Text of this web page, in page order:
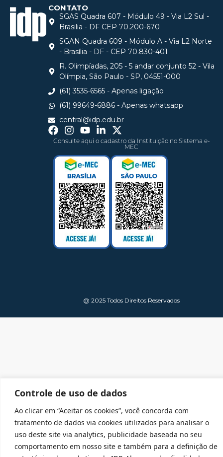
Controle de uso de dados
Ao clicar em “Aceitar os cookies”, você concorda com
tratamento de dados via cookies utilizados para analisar o
uso deste site via analytics, publicidade baseada no seu
comportamento em nosso site e também para a definição de
CONTATO
SGAS Quadra 607 - Módulo 49 - Via L2 Sul -
Brasilia - DF CEP 70.200-670
SGAN Quadra 609 - Módulo A - Via L2 Norte
- Brasília - DF - CEP 70.830-401
R. Olimpíadas, 205 - 5 andar conjunto 52 - Vila
Olímpia, São Paulo - SP, 04551-000
(61) 3535-6565 - Apenas ligação
(61) 99649-6886 - Apenas whatsapp
central@idp.edu.br
Consulte aqui o cadastro da Instituição no Sistema e-
MEC
@ 2025 Todos Direitos Reservados